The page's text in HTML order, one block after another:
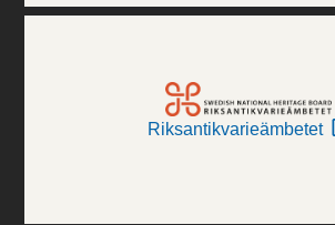
Riksantikvarieämbetet